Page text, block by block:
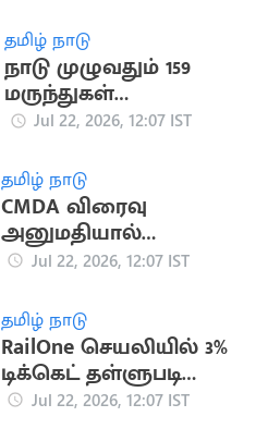
தமிழ் நாடு
நாடு முழுவதும் 159
மருந்துகள்
தரமற்றவை: மருந்து
தகவல்
Jul 22, 2026, 12:07 IST
தமிழ் நாடு
CMDA விரைவு
அனுமதியால்
சென்னையில் வீடுகள்
Jul 22, 2026, 12:07 IST
தமிழ் நாடு
RailOne செயலியில் 3%
டிக்கெட் தள்ளுபடி
திட்டம் நீட்டிப்பு
Jul 22, 2026, 12:07 IST